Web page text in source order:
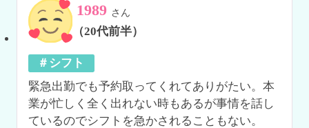
1989 さん
（20代前半）
＃シフト
緊急出勤でも予約取ってくれてありがたい。本
業が忙しく全く出れない時もあるが事情を話し
ているのでシフトを急かされることもない。